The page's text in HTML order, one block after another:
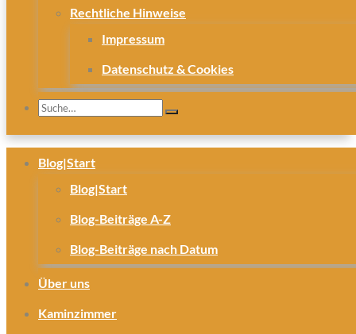
Rechtliche Hinweise
Impressum
Datenschutz & Cookies
Blog|Start
Blog|Start
Blog-Beiträge A-Z
Blog-Beiträge nach Datum
Über uns
Kaminzimmer